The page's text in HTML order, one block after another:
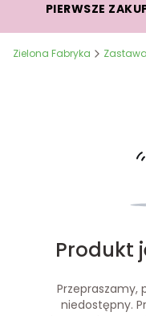
PIERWSZE
Zielona Fabryka
Produkt
Przepraszamy,
niedostępny.